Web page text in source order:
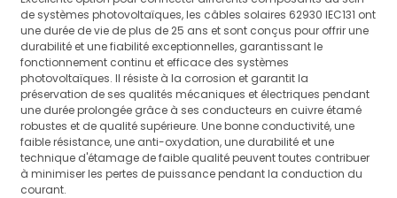
de systèmes photovoltaïques, les câbles solaires 62930 IEC131 ont
une durée de vie de plus de 25 ans et sont conçus pour offrir une
durabilité et une fiabilité exceptionnelles, garantissant le
fonctionnement continu et efficace des systèmes
photovoltaïques. Il résiste à la corrosion et garantit la
préservation de ses qualités mécaniques et électriques pendant
une durée prolongée grâce à ses conducteurs en cuivre étamé
robustes et de qualité supérieure. Une bonne conductivité, une
faible résistance, une anti-oxydation, une durabilité et une
technique d'étamage de faible qualité peuvent toutes contribuer
à minimiser les pertes de puissance pendant la conduction du
courant.